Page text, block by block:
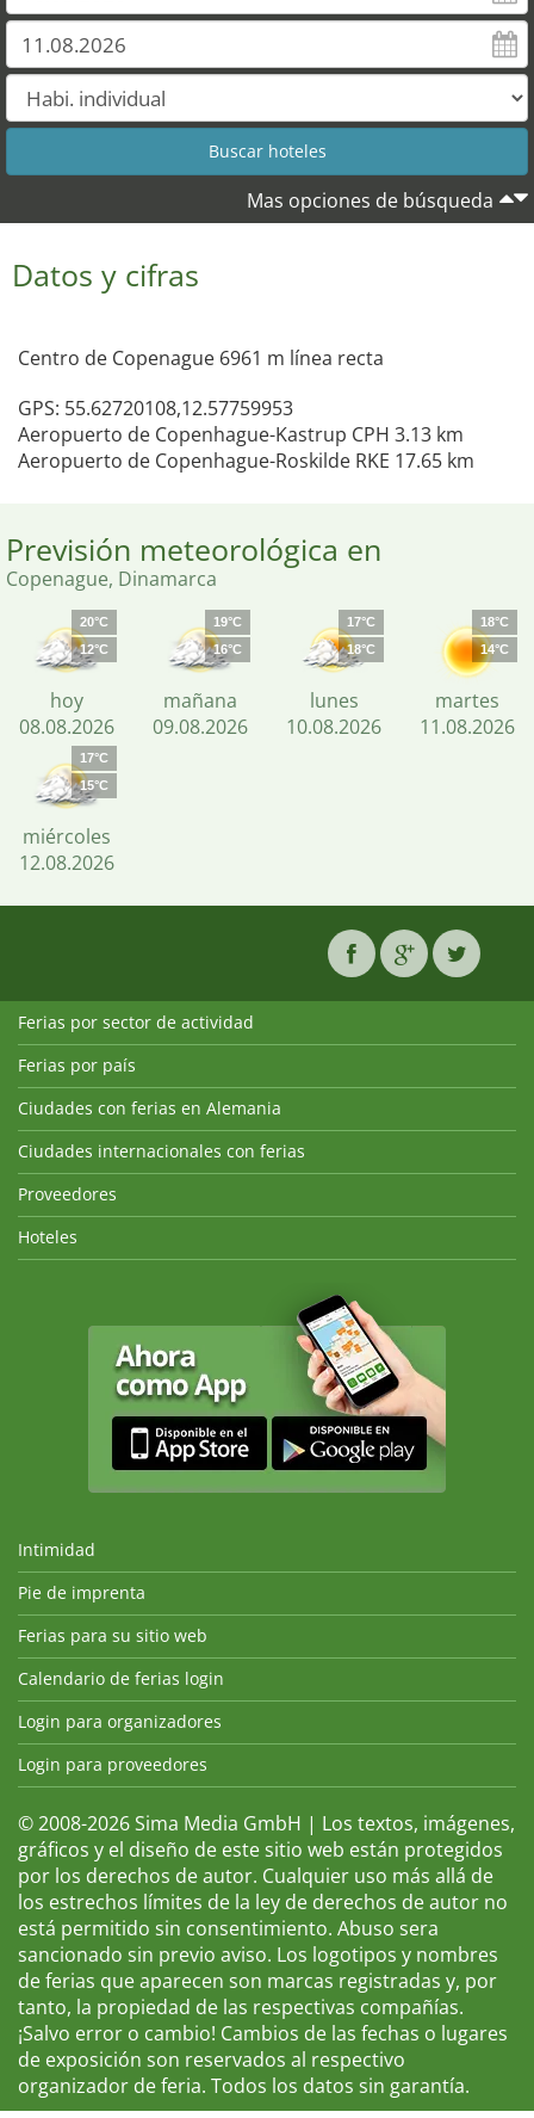
Mas opciones de búsqueda
Datos y cifras
Centro de Copenague 6961 m línea recta
GPS: 55.62720108,12.57759953
Aeropuerto de Copenhague-Kastrup CPH 3.13 km
Aeropuerto de Copenhague-Roskilde RKE 17.65 km
Previsión meteorológica en
Copenague, Dinamarca
20°C
12°C
hoy
08.08.2026
19°C
16°C
mañana
09.08.2026
17°C
18°C
lunes
10.08.2026
18°C
14°C
martes
11.08.2026
17°C
15°C
miércoles
12.08.2026
Ferias por sector de actividad
Ferias por país
Ciudades con ferias en Alemania
Ciudades internacionales con ferias
Proveedores
Hoteles
Intimidad
Pie de imprenta
Ferias para su sitio web
Calendario de ferias login
Login para organizadores
Login para proveedores
© 2008-2026 Sima Media GmbH | Los textos, imágenes,
gráficos y el diseño de este sitio web están protegidos
por los derechos de autor. Cualquier uso más allá de
los estrechos límites de la ley de derechos de autor no
está permitido sin consentimiento. Abuso sera
sancionado sin previo aviso. Los logotipos y nombres
de ferias que aparecen son marcas registradas y, por
tanto, la propiedad de las respectivas compañías.
¡Salvo error o cambio! Cambios de las fechas o lugares
de exposición son reservados al respectivo
organizador de feria. Todos los datos sin garantía.